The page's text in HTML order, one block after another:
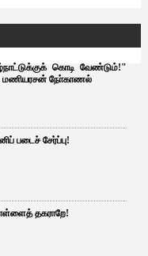
கொடி வேண்டும்!"
மணியரசன் நோ்காணல்
படைச் சேர்ப்பு!
தகராறே!